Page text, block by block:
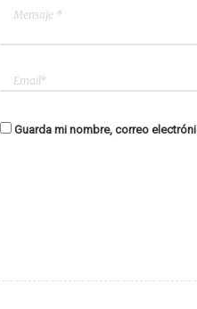
Guarda mi nombre, correo